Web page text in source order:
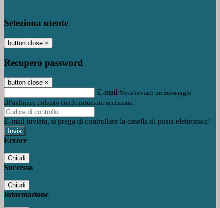
Seleziona utente
button close ×
Recupero password
button close ×
E-mail Verrà inviato un messaggio
all'indirizzo indicato con le istruzioni necessarie.
E-mail inviata, si prega di controllare la casella di posta elettronica!
Errore
Chiudi
Successo
Chiudi
Informazione